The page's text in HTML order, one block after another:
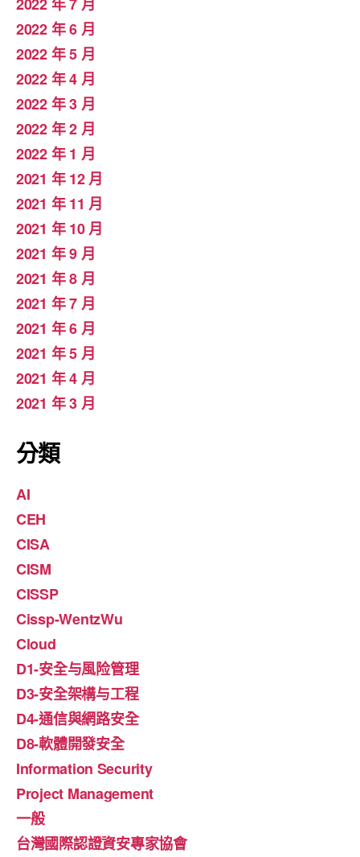
2022 年 6 月
2022 年 5 月
2022 年 4 月
2022 年 3 月
2022 年 2 月
2022 年 1 月
2021 年 12 月
2021 年 11 月
2021 年 10 月
2021 年 9 月
2021 年 8 月
2021 年 7 月
2021 年 6 月
2021 年 5 月
2021 年 4 月
2021 年 3 月
分類
AI
CEH
CISA
CISM
CISSP
Cissp-WentzWu
Cloud
D1-安全与風险管理
D3-安全架構与工程
D4-通信與網路安全
D8-軟體開發安全
Information Security
Project Management
一般
台灣國際認證資安專家協會